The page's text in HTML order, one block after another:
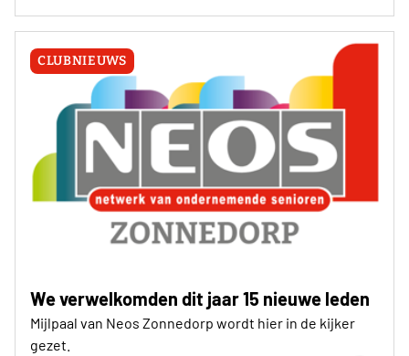
CLUBNIEUWS
We verwelkomden dit jaar 15 nieuwe leden
Mijlpaal van Neos Zonnedorp wordt hier in de kijker
gezet.